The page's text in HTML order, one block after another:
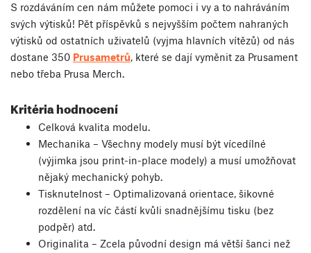
S rozdáváním cen nám můžete pomoci i vy a to nahráváním
svých výtisků! Pět příspěvků s nejvyšším počtem nahraných
výtisků od ostatních uživatelů (vyjma hlavních vítězů) od nás
dostane 350 Prusametrů, které se dají vyměnit za Prusament
nebo třeba Prusa Merch.
Kritéria hodnocení
Celková kvalita modelu.
Mechanika – Všechny modely musí být vícedílné
(výjimka jsou print-in-place modely) a musí umožňovat
nějaký mechanický pohyb.
Tisknutelnost – Optimalizovaná orientace, šikovné
rozdělení na víc částí kvůli snadnějšímu tisku (bez
podpěr) atd.
Originalita – Zcela původní design má větší šanci než